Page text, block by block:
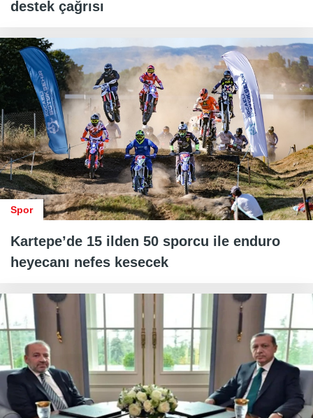
destek çağrısı
Spor
Kartepe’de 15 ilden 50 sporcu ile enduro
heyecanı nefes kesecek